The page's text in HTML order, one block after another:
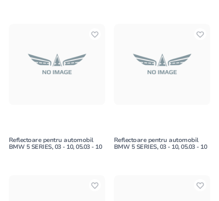
Reflectoare pentru automobil
BMW 5 SERIES, 03 - 10, 05.03 - 10
Reflectoare pentru automobil
BMW 5 SERIES, 03 - 10, 05.03 - 10